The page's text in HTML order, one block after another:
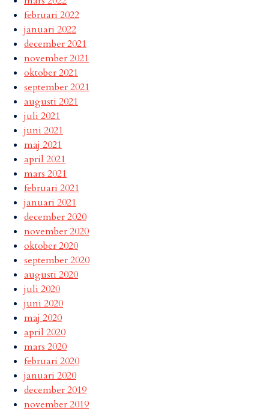
februari 2022
januari 2022
december 2021
november 2021
oktober 2021
september 2021
augusti 2021
juli 2021
juni 2021
maj 2021
april 2021
mars 2021
februari 2021
januari 2021
december 2020
november 2020
oktober 2020
september 2020
augusti 2020
juli 2020
juni 2020
maj 2020
april 2020
mars 2020
februari 2020
januari 2020
december 2019
november 2019